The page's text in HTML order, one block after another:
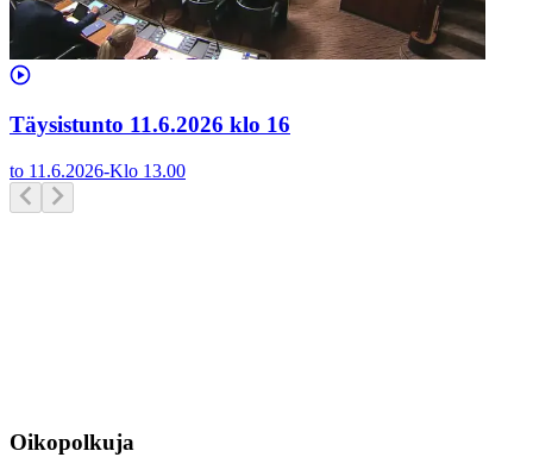
Täysistunto 11.6.2026 klo 16
to 11.6.2026-Klo 13.00
Oikopolkuja